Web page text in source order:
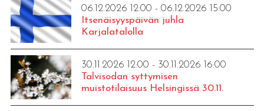
06.12.2026 12:00 - 06.12.2026 15:00
Itsenäisyyspäivän juhla
Karjalatalolla
30.11.2026 12:00 - 30.11.2026 16:00
Talvisodan syttymisen
muistotilaisuus Helsingissä 30.11.